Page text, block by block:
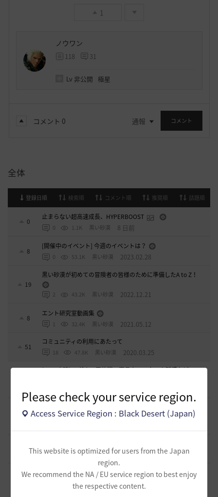
Please check your service region.
Access Service Region : Black Desert (Japan)
This website is optimized for users from the Japan
region.
We recommend the NA / EU service region to best enjoy
the respective content.
1
ノウワン
118 31
Lv 非公開 極星
コメント 0 通報 コメント
全体
登録日順 検索順 コメント順 推奨順 話題順
0
止まらない超高速成長、HYPERBOOST
0 1.1K 黒い砂漠 8 日前
8
[開催中のイベント] 今週のイベントは？
0 53.1K 黒い砂漠 2023.02.28
19
黒い砂漠が初めての冒険者の皆様のために準備したA to Z！
2 43.2K 黒い砂漠 2022.12.21
8
エント研究室動画集
1 32.4K 黒い砂漠 2021.05.12
51
コミュニティの利用にあたって
18 47.8K 黒い砂漠 2020.03.25
[TIP&攻略]エダナの王位戦 裏テクニック や所感など
0
新設生活系ギルド「OneRoom」創設メンバー
大募集！！
1
0 47 倉葉 2 時間前
[ギルド募集]Ermitageギルメン募集！やりたいことをやって
楽しくゲームライフ！
45 swordEX 3 時間前